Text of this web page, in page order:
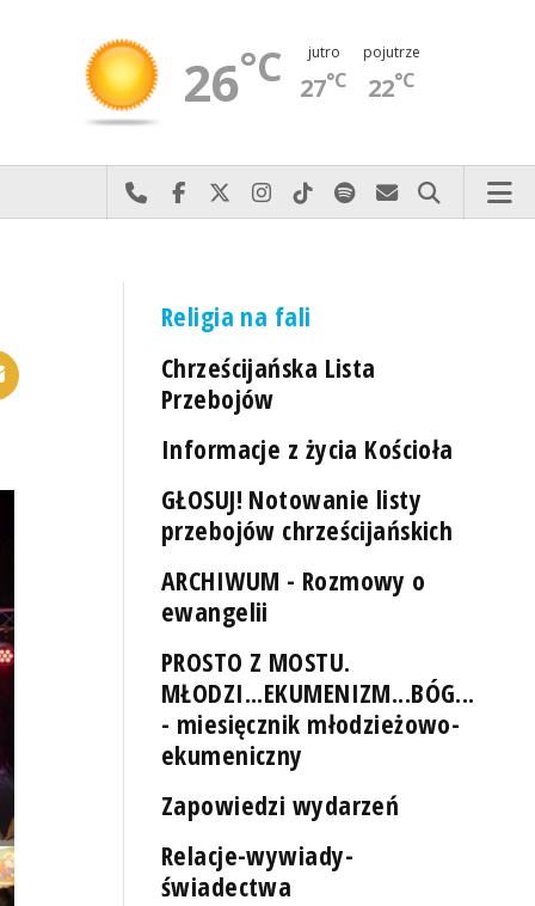
26°C jutro
27°C
pojutrze
22°C
Najlepiej po prostu do nas zadzwoń
Odwiedź nas na Facebook-u
Odwiedź nas na X
Odwiedź nas na Instagram-ie
Odwiedź nas na TikTok-u
Szukaj nas na Spotify
Wyślij do nas
Szukaj
Religia na fali
Chrześcijańska Lista
Przebojów
Informacje z życia Kościoła
GŁOSUJ! Notowanie listy
przebojów chrześcijańskich
ARCHIWUM - Rozmowy o
ewangelii
PROSTO Z MOSTU.
MŁODZI...EKUMENIZM...BÓG...
- miesięcznik młodzieżowo-
ekumeniczny
Zapowiedzi wydarzeń
Relacje-wywiady-
świadectwa